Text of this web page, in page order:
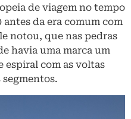
de viagem no tempo
da era comum com
notou, que nas pedras
havia uma marca um
espiral com as voltas